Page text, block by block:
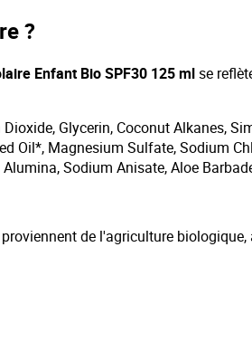
?
Enfant Bio SPF30 125 mlse
Glycerin, Coconut Alkanes,
Oil*, Magnesium Sulfate, Sodium
Sodium Anisate, Aloe
de l'agriculture